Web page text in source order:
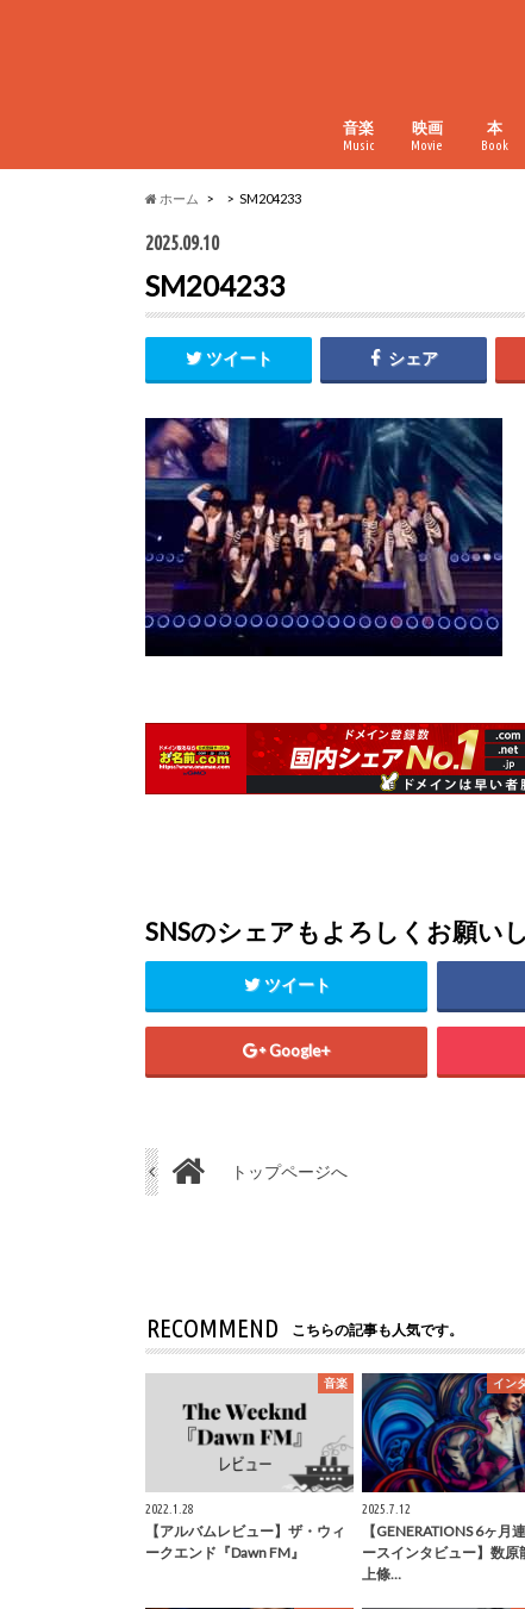
音楽
Music
映画
Movie
本
Book
ホーム SM204233
2025.09.10
SM204233
ツイート シェア
SNSのシェアもよろしくお願い
ツイート
Google+
トップページへ
RECOMMEND こちらの記事も人気です。
音楽
2022.1.28
【アルバムレビュー】ザ・ウィ
ークエンド『Dawn FM』
イン
2025.7.12
【GENERATIONS 6ヶ月
ースインタビュー】数原
上條…